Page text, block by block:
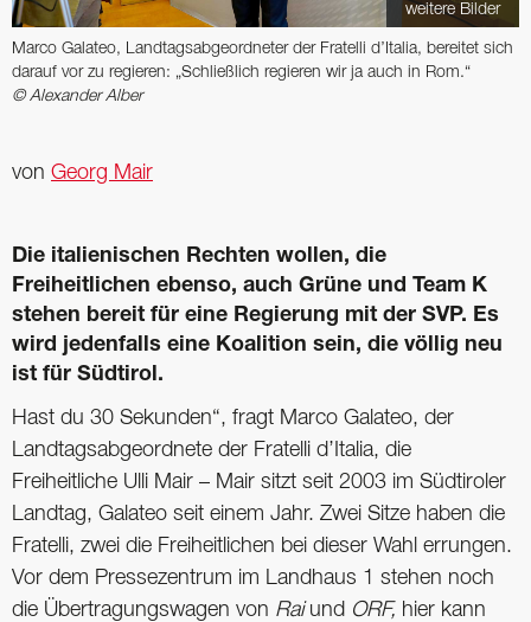
weitere Bilder
Marco Galateo, Landtagsabgeordneter der Fratelli d’Italia, bereitet sich
darauf vor zu regieren: „Schließlich regieren wir ja auch in Rom.“
© Alexander Alber
von Georg Mair
Die italienischen Rechten wollen, die
Freiheitlichen ebenso, auch Grüne und Team K
stehen bereit für eine Regierung mit der SVP. Es
wird jedenfalls eine Koalition sein, die völlig neu
ist für Südtirol.
Hast du 30 Sekunden“, fragt Marco Galateo, der
Landtagsabgeordnete der Fratelli d’Italia, die
Freiheitliche Ulli Mair – Mair sitzt seit 2003 im Südtiroler
Landtag, Galateo seit einem Jahr. Zwei Sitze haben die
Fratelli, zwei die Freiheitlichen bei dieser Wahl errungen.
Vor dem Pressezentrum im Landhaus 1 stehen noch
die Übertragungswagen von Raiund ORF, hier kann